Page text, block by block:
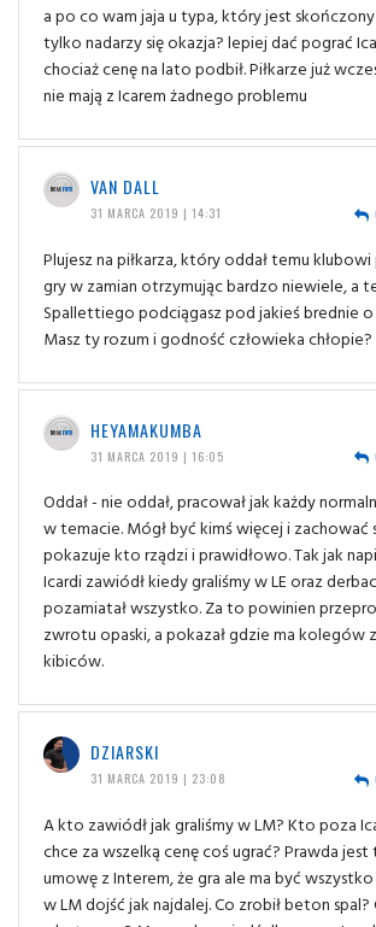
a po co wam jaja u typa, który jest
tylko nadarzy się okazja? lepiej dać pograć
chociaż cenę na lato podbił. Piłkarze już
nie mają z Icarem żadnego problemu
VAN DALL
31 MARCA 2019 | 14:31
Plujesz na piłkarza, który oddał temu
gry w zamian otrzymując bardzo niewiele, a
Spallettiego podciągasz pod jakieś brednie
Masz ty rozum i godność człowieka chłopie?
HEYAMAKUMBA
31 MARCA 2019 | 16:05
Oddał - nie oddał, pracował jak każdy
w temacie. Mógł być kimś więcej i zachować
pokazuje kto rządzi i prawidłowo. Tak jak
Icardi zawiódł kiedy graliśmy w LE oraz
pozamiatał wszystko. Za to powinien
zwrotu opaski, a pokazał gdzie ma kolegów
kibiców.
DZIARSKI
31 MARCA 2019 | 23:08
A kto zawiódł jak graliśmy w LM? Kto poza
chce za wszelką cenę coś ugrać? Prawda jest
umowę z Interem, że gra ale ma być
w LM dojść jak najdalej. Co zrobił beton spal?